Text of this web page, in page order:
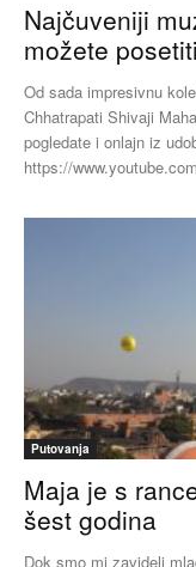
Najčuveniji
možete
Od sada impresivnu
Chhatrapati Shivaji
pogledate i onlajn iz
https://
Putovanja
Maja je s
šest godina
Dok smo mi zavideli